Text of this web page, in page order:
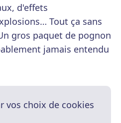
d'effets
Tout ça sans
gros paquet de pognon
jamais entendu
vos choix de cookies